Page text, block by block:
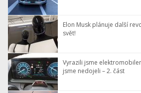
Elon Musk plánuje další
svět!
Vyrazili jsme
jsme nedojeli – 2. část